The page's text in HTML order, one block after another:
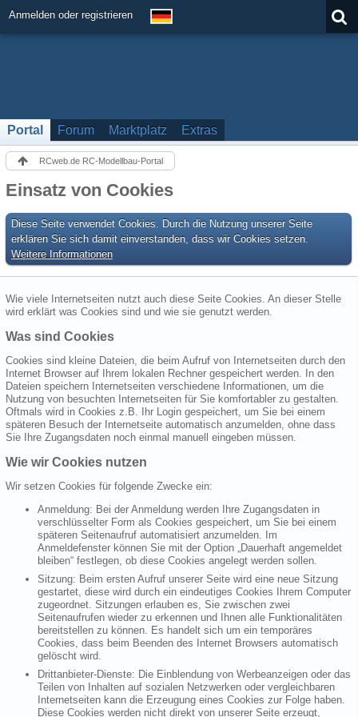
Anmelden oder registrieren
Portal Forum Marktplatz Extras
RCweb.de RC-Modellbau-Portal
Einsatz von Cookies
Diese Seite verwendet Cookies. Durch die Nutzung unserer Seite
erklären Sie sich damit einverstanden, dass wir Cookies setzen.
Weitere Informationen
Wie viele Internetseiten nutzt auch diese Seite Cookies. An dieser Stelle
wird erklärt was Cookies sind und wie sie genutzt werden.
Was sind Cookies
Cookies sind kleine Dateien, die beim Aufruf von Internetseiten durch den
Internet Browser auf Ihrem lokalen Rechner gespeichert werden. In den
Dateien speichern Internetseiten verschiedene Informationen, um die
Nutzung von besuchten Internetseiten für Sie komfortabler zu gestalten.
Oftmals wird in Cookies z.B. Ihr Login gespeichert, um Sie bei einem
späteren Besuch der Internetseite automatisch anzumelden, ohne dass
Sie Ihre Zugangsdaten noch einmal manuell eingeben müssen.
Wie wir Cookies nutzen
Wir setzen Cookies für folgende Zwecke ein:
Anmeldung: Bei der Anmeldung werden Ihre Zugangsdaten in
verschlüsselter Form als Cookies gespeichert, um Sie bei einem
späteren Seitenaufruf automatisiert anzumelden. Im
Anmeldefenster können Sie mit der Option „Dauerhaft angemeldet
bleiben“ festlegen, ob diese Cookies angelegt werden sollen.
Sitzung: Beim ersten Aufruf unserer Seite wird eine neue Sitzung
gestartet, diese wird durch ein eindeutiges Cookies Ihrem Computer
zugeordnet. Sitzungen erlauben es, Sie zwischen zwei
Seitenaufrufen wieder zu erkennen und Ihnen alle Funktionalitäten
bereitstellen zu können. Es handelt sich um ein temporäres
Cookies, dass beim Beenden des Internet Browsers automatisch
gelöscht wird.
Drittanbieter-Dienste: Die Einblendung von Werbeanzeigen oder das
Teilen von Inhalten auf sozialen Netzwerken oder vergleichbaren
Internetseiten kann die Erzeugung eines Cookies zur Folge haben.
Diese Cookies werden nicht direkt von unserer Seite erzeugt,